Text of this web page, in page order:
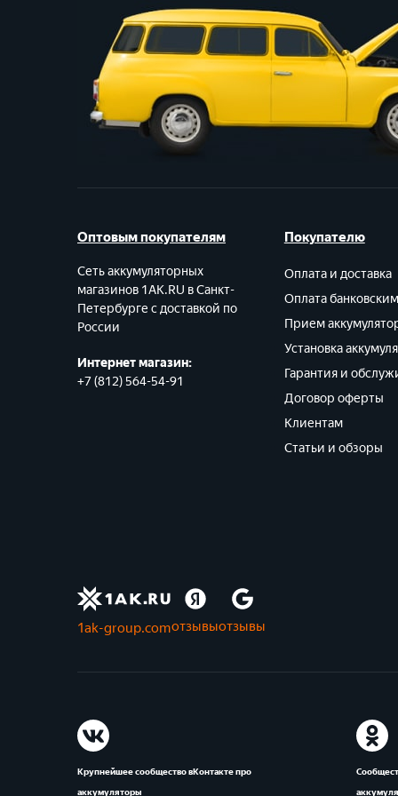
353x175x190
485x172x240
512x223x220
522x238x222
530x480x240
Оптовым покупателям
Сеть аккумуляторных
магазинов 1AK.RU в Санкт-
Петербурге с доставкой по
России
Интернет магазин:
+7 (812) 564-54-91
Покупателю
Оплата и доставка
Оплата
Прием
Установка
Гарантия и
Договор оферты
Клиентам
Статьи и обзоры
1ak-group.comотзывыотзывы
Крупнейшее сообщество вКонтакте про
аккумуляторы